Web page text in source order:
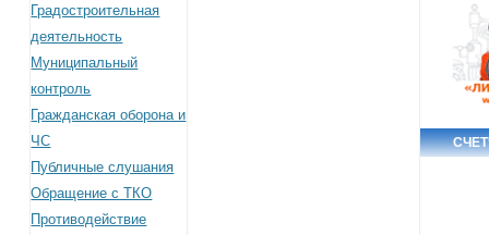
Градостроительная
деятельность
Муниципальный
контроль
Гражданская оборона и
ЧС
Публичные слушания
Обращение с ТКО
Противодействие